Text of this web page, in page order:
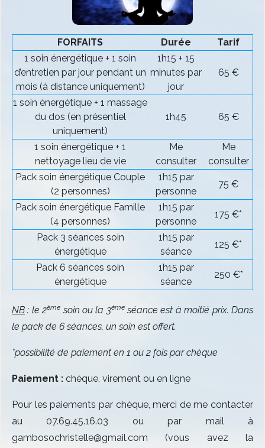
FORFAITS Durée
Tarif
1 soin énergétique + 1 soin
d’entretien par jour pendant un
mois (à distance uniquement)
1h15 + 15
minutes par
jour
65 €
1 soin énergétique + 1 massage
du dos (en présentiel
uniquement)
1h45 65 €
1 soin énergétique + 1
nettoyage lieu de vie
Me
consulter
Me
consulter
Pack soin énergétique Couple
(2 personnes)
1h15 par
personne
75 €
Pack soin énergétique Famille
(4 personnes)
1h15 par
personne
175 €*
Pack 3 séances soin
énergétique
1h15 par
séance
125 €*
Pack 6 séances soin
énergétique
1h15 par
séance
250 €*
NB : le 2ème soin ou la 3èmeséance est à moitié prix. Dans
le pack de 6 séances, un soin est offert.
*possibilité de paiement en 1 ou 2 fois par chèque
Paiement : chèque, virement ou en ligne
Pour les paiements par chèque, merci de me contacter
au 07.69.45.16.03 ou par mail à
gambosochristelle@gmail.com (vous avez la